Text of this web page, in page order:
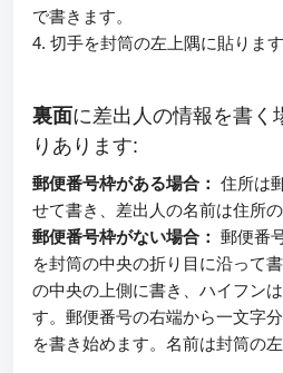
で書きます。
4. 切手を封筒の左上隅に貼ります
裏面に差出人の情報を書く
りあります:
郵便番号枠がある場合： 住所は
せて書き、差出人の名前は住所の
郵便番号枠がない場合： 郵便番
を封筒の中央の折り目に沿って
の中央の上側に書き、ハイフン
す。郵便番号の右端から一文字
を書き始めます。名前は封筒の左